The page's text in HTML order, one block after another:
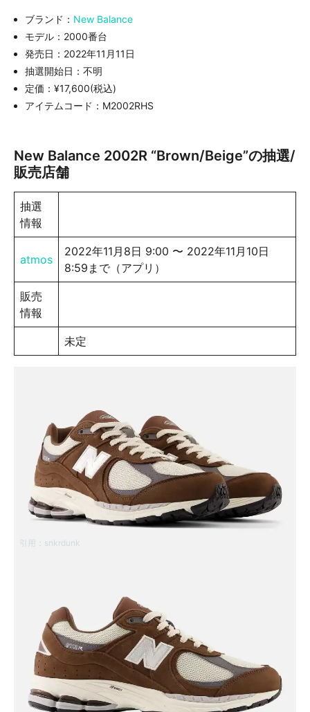
ブランド： New Balance
モデル：2000番台
発売日：2022年11月11日
抽選開始日：不明
定価：¥17,600(税込)
アイテムコード：M2002RHS
New Balance 2002R “Brown/Beige”の抽選/
販売店舗
抽選
情報
atmos
2022年11月8日 9:00 〜 2022年11月10日
8:59まで（アプリ）
販売
情報
未定
引用： snkrdunk